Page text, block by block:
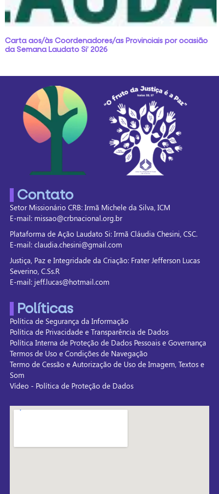
Carta aos/às Coordenadores/as Provinciais por ocasião
da Semana Laudato Si’ 2026
Contato
Setor Missionário CRB: Irmã Michele da Silva, ICM
E-mail: missao@crbnacional.org.br
Plataforma de Ação Laudato Si: Irmã Cláudia Chesini, CSC.
E-mail: claudia.chesini@gmail.com
Justiça, Paz e Integridade da Criação: Frater Jefferson Lucas
Severino, C.Ss.R
E-mail: jeff.lucas@hotmail.com
Políticas
Política de Segurança da Informação
Política de Privacidade e Transparência de Dados
Política Interna de Proteção de Dados Pessoais e Governança
Termos de Uso e Condições de Navegação
Termo de Cessão e Autorização de Uso de Imagem, Textos e
Som
Vídeo - Política de Proteção de Dados